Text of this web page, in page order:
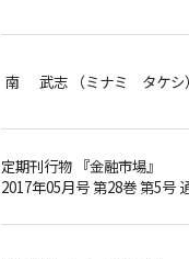
南 武志 （ミナミ タケシ）
定期刊行物 『金融市場』
2017年05月号 第28巻 第5